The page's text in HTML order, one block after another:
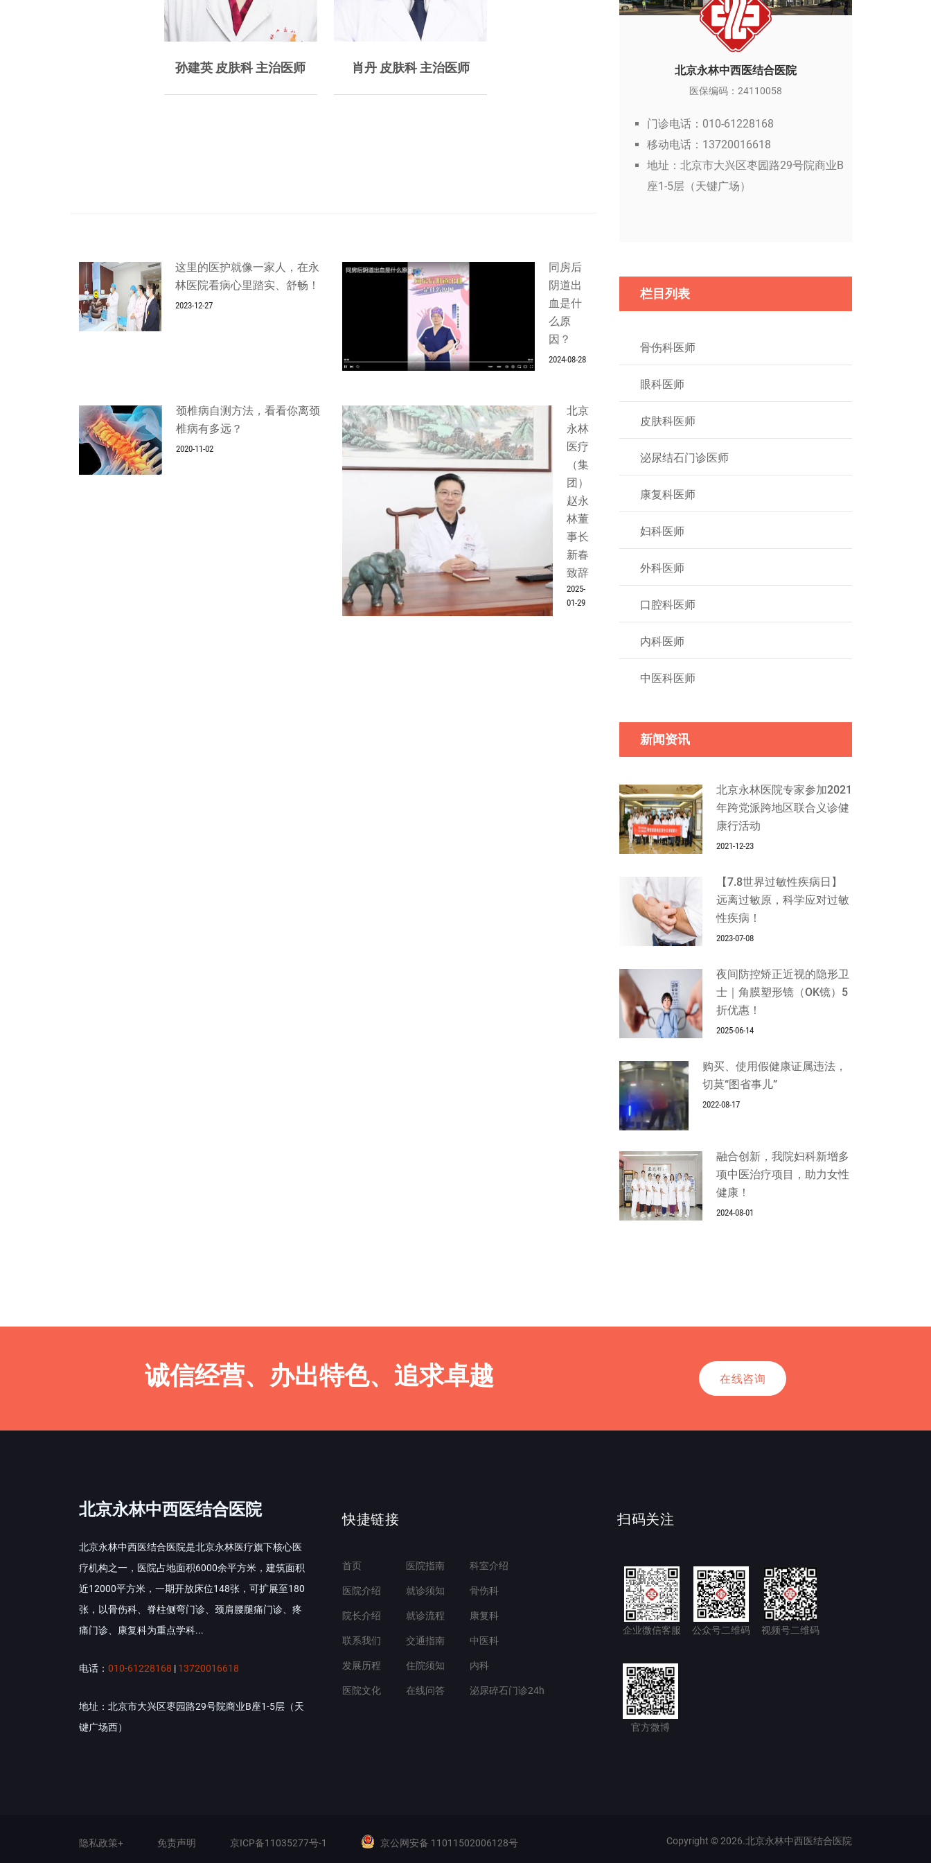
孙建英 皮肤科 主治医师 肖丹 皮肤科 主治医师
西医技术辨证施治，针对荨麻
这里的医护就像一家人，在永
林医院看病心里踏实、舒畅！
2023-12-27
同房后
阴道出
血是什
么原
因？
2024-08-28
颈椎病自测方法，看看你离颈
椎病有多远？
2020-11-02
北京
永林
医疗
（集
团）
赵永
林董
事长
新春
致辞
2025-
01-29
北京永林中西医结合医院
医保编码：24110058
门诊电话：010-61228168
移动电话：13720016618
地址：北京市大兴区枣园路29号院商业B
座1-5层（天键广场）
栏目列表
骨伤科医师
眼科医师
皮肤科医师
泌尿结石门诊医师
康复科医师
妇科医师
外科医师
口腔科医师
内科医师
中医科医师
新闻资讯
北京永林医院专家参加2021
年跨党派跨地区联合义诊健
康行活动
2021-12-23
【7.8世界过敏性疾病日】
远离过敏原，科学应对过敏
性疾病！
2023-07-08
夜间防控矫正近视的隐形卫
士｜角膜塑形镜（OK镜）5
折优惠！
2025-06-14
购买、使用假健康证属违法，
切莫“图省事儿”
2022-08-17
融合创新，我院妇科新增多
项中医治疗项目，助力女性
健康！
2024-08-01
诚信经营、办出特色、追求卓越 在线咨询
北京永林中西医结合医院
北京永林中西医结合医院是北京永林医疗旗下核心医
疗机构之一，医院占地面积6000余平方米，建筑面积
近12000平方米，一期开放床位148张，可扩展至180
张，以骨伤科、脊柱侧弯门诊、颈肩腰腿痛门诊、疼
痛门诊、康复科为重点学科...
电话： 010-61228168 | 13720016618
地址：北京市大兴区枣园路29号院商业B座1-5层（天
键广场西）
快捷链接
首页
医院介绍
院长介绍
联系我们
发展历程
医院文化
医院指南
就诊须知
就诊流程
交通指南
住院须知
在线问答
科室介绍
骨伤科
康复科
中医科
内科
泌尿碎石门诊24h
扫码关注
企业微信客服 公众号二维码 视频号二维码
官方微博
隐私政策+ 免责声明 京ICP备11035277号-1 京公网安备 11011502006128号 Copyright © 2026.北京永林中西医结合医院